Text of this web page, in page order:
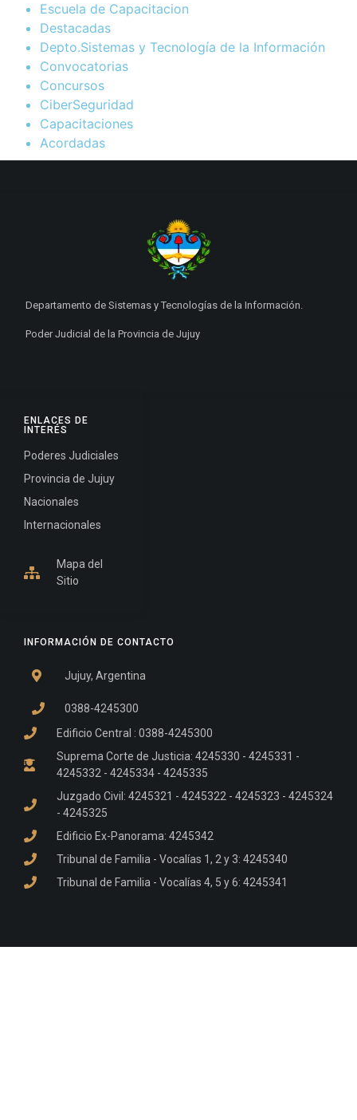
Escuela de Capacitacion
Destacadas
Depto.Sistemas y Tecnología de la Información
Convocatorias
Concursos
CiberSeguridad
Capacitaciones
Acordadas
INFORMACIÓN DE CONTACTO
Jujuy, Argentina
0388-4245300
Edificio Central : 0388-4245300
Suprema Corte de Justicia: 4245330 - 4245331 -
4245332 - 4245334 - 4245335
Juzgado Civil: 4245321 - 4245322 - 4245323 - 4245324
- 4245325
Edificio Ex-Panorama: 4245342
Tribunal de Familia - Vocalías 1, 2 y 3: 4245340
Tribunal de Familia - Vocalías 4, 5 y 6: 4245341
ENLACES DE
INTERÉS
Poderes Judiciales
Provincia de Jujuy
Nacionales
Internacionales
Mapa del
Sitio
Departamento de Sistemas y Tecnologías de la Información.
Poder Judicial de la Provincia de Jujuy